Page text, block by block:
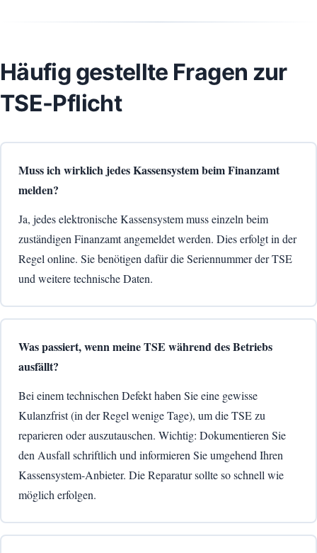
Häufig gestellte Fragen zur
TSE-Pflicht
Muss ich wirklich jedes Kassensystem beim Finanzamt
melden?
Ja, jedes elektronische Kassensystem muss einzeln beim
zuständigen Finanzamt angemeldet werden. Dies erfolgt in der
Regel online. Sie benötigen dafür die Seriennummer der TSE
und weitere technische Daten.
Was passiert, wenn meine TSE während des Betriebs
ausfällt?
Bei einem technischen Defekt haben Sie eine gewisse
Kulanzfrist (in der Regel wenige Tage), um die TSE zu
reparieren oder auszutauschen. Wichtig: Dokumentieren Sie
den Ausfall schriftlich und informieren Sie umgehend Ihren
Kassensystem-Anbieter. Die Reparatur sollte so schnell wie
möglich erfolgen.